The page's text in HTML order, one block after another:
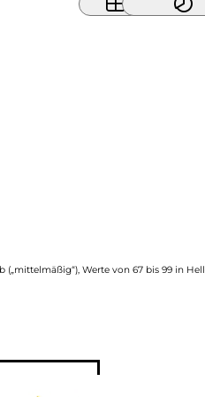
Werte von 67 bis 99 in